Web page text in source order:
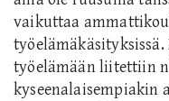
vaikuttaa
työelämään liitettiin
kyseenalaisempiakin